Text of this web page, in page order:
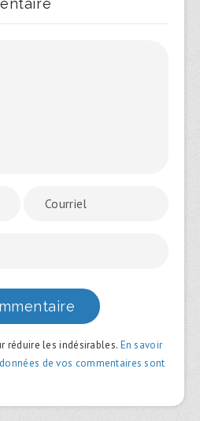
réduire les indésirables. En savoir
de vos commentaires sont